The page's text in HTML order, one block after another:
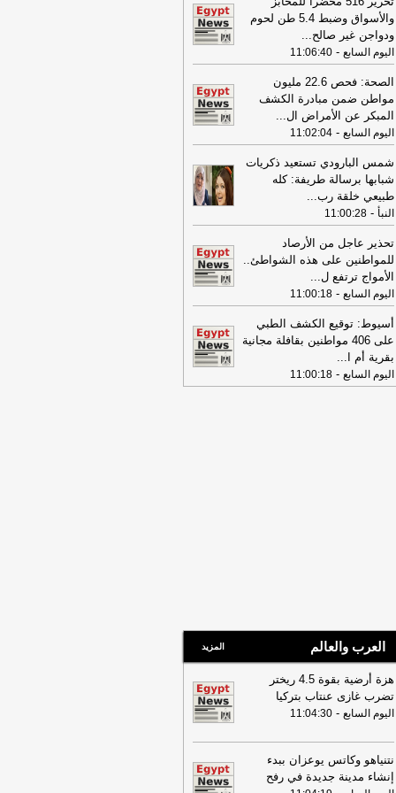
07:59
عناوين الصحف المصرية ليوم
06-08-2026
08:18
عناوين الصحف المصرية ليوم
19:31
ضبط المتهم بالنصب على
بزعم استثمار أموالهم في
-اليوم السابع
17:53
18 مصابًا في حادث تصادم
وتريلا على الطريق الدولي
- موقع الدستور
08:32
عناوين الصحف المصرية ليوم
04-08-2026
-
08:06
عناوين الصحف المصرية ليوم
03-08-2026
07:41
محافظ القاهرة: لا وفيات أو
في العاصمة نتيجة الزلزال
-موقع
22:27
الحرس الثوري الإيراني يرفض نزع
"حماس": المحاولة محكوم عليها
والأسواق وضبط 5.4 طن لحوم
ودواجن غير صالح...
اليوم السابع -
11:06:40
الصحة: فحص 22.6 مليون
مواطن ضمن مبادرة الكشف
المبكر عن الأمراض ال...
اليوم السابع -
11:02:04
شمس البارودي تستعيد ذكريات
شبابها برسالة طريفة: كله
طبيعي خلقة رب...
النبأ -
11:00:28
تحذير عاجل من الأرصاد
للمواطنين على هذه الشواطئ..
الأمواج ترتفع ل...
اليوم السابع -
11:00:18
أسيوط: توقيع الكشف الطبي
على 406 مواطنين بقافلة مجانية
بقرية أم ا...
اليوم السابع -
11:00:18
العرب والعالم المزيد
هزة أرضية بقوة 4.5 ريختر
تضرب غازى عنتاب بتركيا
اليوم السابع -
11:04:30
نتنياهو وكاتس يوعزان ببدء
إنشاء مدينة جديدة في رفح